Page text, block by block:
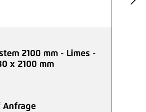
2100 mm - Limes -
x 2100 mm
Anfrage